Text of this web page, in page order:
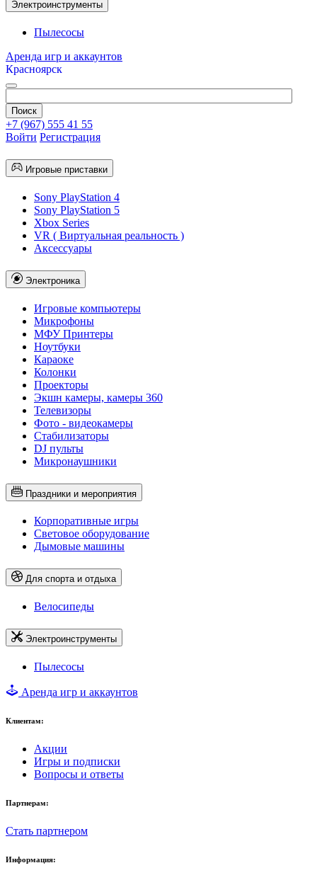
Электроинструменты
Пылесосы
Аренда игр и аккаунтов
Красноярск
+7 (967) 555 41 55
Войти Регистрация
Игровые приставки
Sony PlayStation 4
Sony PlayStation 5
Xbox Series
VR ( Виртуальная реальность )
Аксессуары
Электроника
Игровые компьютеры
Микрофоны
МФУ Принтеры
Ноутбуки
Караоке
Колонки
Проекторы
Экшн камеры, камеры 360
Телевизоры
Фото - видеокамеры
Стабилизаторы
DJ пульты
Микронаушники
Праздники и мероприятия
Корпоративные игры
Световое оборудование
Дымовые машины
Для спорта и отдыха
Велосипеды
Электроинструменты
Пылесосы
Аренда игр и аккаунтов
Клиентам:
Акции
Игры и подписки
Вопросы и ответы
Партнерам:
Стать партнером
Информация: